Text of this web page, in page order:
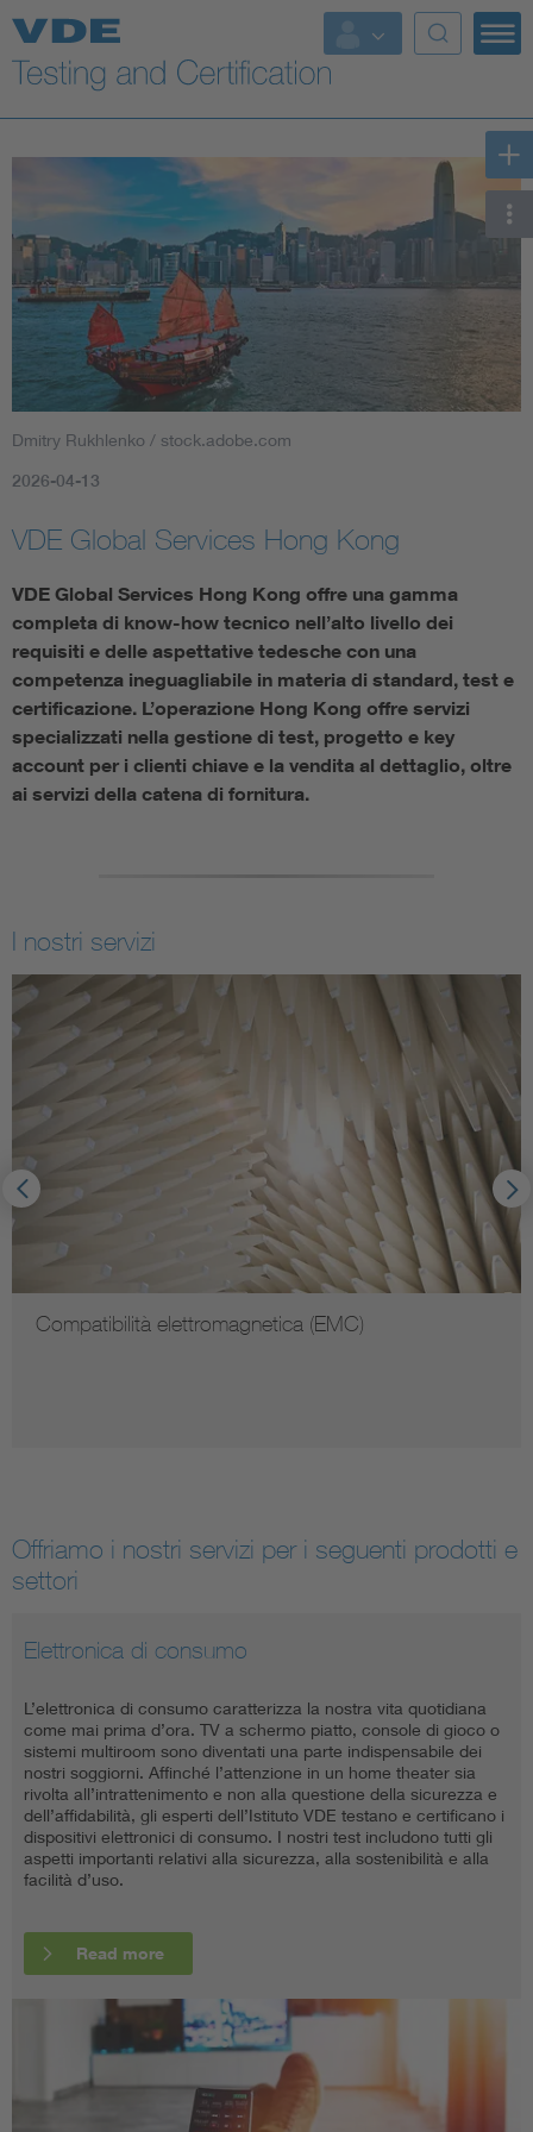
Key Topics
Dmitry Rukhlenko / stock.adobe.com
2026-04-13
VDE Global Services Hong Kong
VDE Global Services Hong Kong offre una gamma
completa di know-how tecnico nell’alto livello dei
requisiti e delle aspettative tedesche con una
competenza ineguagliabile in materia di standard, test e
certificazione. L’operazione Hong Kong offre servizi
specializzati nella gestione di test, progetto e key
account per i clienti chiave e la vendita al dettaglio, oltre
ai servizi della catena di fornitura.
I nostri servizi
Compatibilità elettromagnetica (EMC)
Offriamo i nostri servizi per i seguenti prodotti e
settori
Elettronica di consumo
L’elettronica di consumo caratterizza la nostra vita quotidiana
come mai prima d’ora. TV a schermo piatto, console di gioco o
sistemi multiroom sono diventati una parte indispensabile dei
nostri soggiorni. Affinché l’attenzione in un home theater sia
rivolta all’intrattenimento e non alla questione della sicurezza e
dell’affidabilità, gli esperti dell’Istituto VDE testano e certificano i
dispositivi elettronici di consumo. I nostri test includono tutti gli
aspetti importanti relativi alla sicurezza, alla sostenibilità e alla
facilità d’uso.
Read more
Elettrodomestici
Oltre al basso consumo energetico e alla maneggevolezza,
anche garantire qualità e sicurezza gioca un ruolo cruciale in
casa. Ciò è importante non solo per ragioni di responsabilità,
ma anche come fattore di immagine e, non ultimo, come
vantaggio competitivo. Dal frigorifero agli spazzolini elettrici, fino
al microonde, l’Istituto VDE offre un’ampia gamma di servizi di
test e certificazioni per elettrodomestici e assiste produttori e
distributori nelle sfide per entrare in un mercato.
Read more
Utensili elettrici
Gli utensili elettrici consentono sia agli amanti del fai da te che
ai professionisti di lavorare senza fatica ed in modo efficiente,
ma questo gruppo di prodotti in particolare richiede elevati
standard di sicurezza. Questo perché il rischio di lesioni è
eccezionalmente elevato se i requisiti di sicurezza non vengono
implementati o vengono implementati in modo inadeguato.
Read more